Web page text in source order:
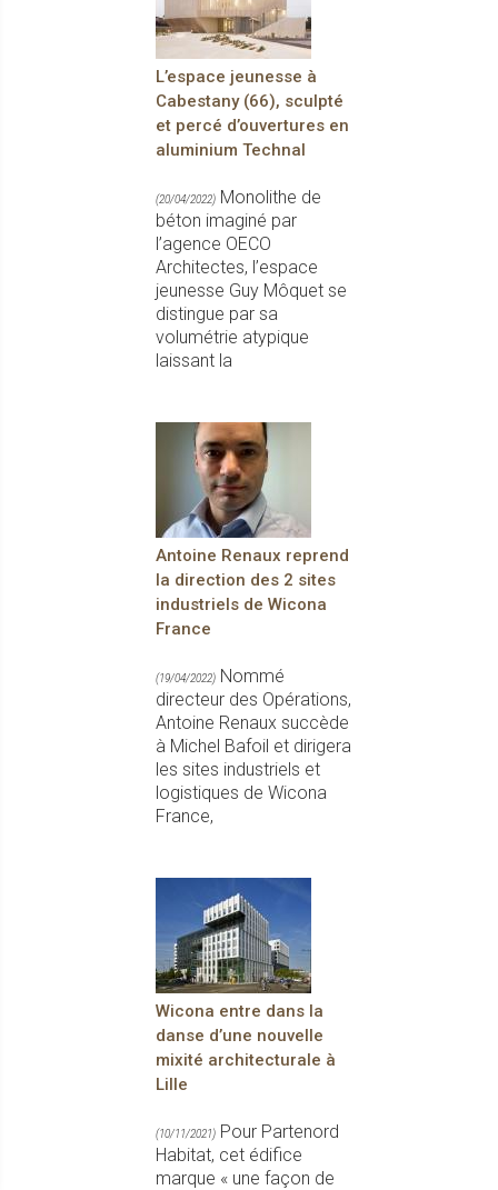
L’espace jeunesse à
Cabestany (66), sculpté
et percé d’ouvertures en
aluminium Technal
(20/04/2022) Monolithe de
béton imaginé par
l’agence OECO
Architectes, l’espace
jeunesse Guy Môquet se
distingue par sa
volumétrie atypique
laissant la
Antoine Renaux reprend
la direction des 2 sites
industriels de Wicona
France
(19/04/2022) Nommé
directeur des Opérations,
Antoine Renaux succède
à Michel Bafoil et dirigera
les sites industriels et
logistiques de Wicona
France,
Wicona entre dans la
danse d’une nouvelle
mixité architecturale à
Lille
(10/11/2021) Pour Partenord
Habitat, cet édifice
marque « une façon de